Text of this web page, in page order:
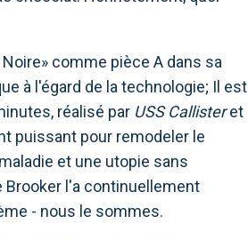
comme pièce A dans sa
à l'égard de la technologie; Il est
réalisé par USS Callisteret
puissant pour remodeler le
et une utopie sans
l'a continuellement
- nous le sommes.